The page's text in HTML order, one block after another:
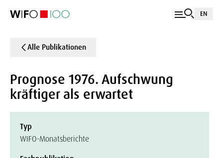
EN
Alle Publikationen
Prognose 1976. Aufschwung
kräftiger als erwartet
Typ
WIFO-Monatsberichte